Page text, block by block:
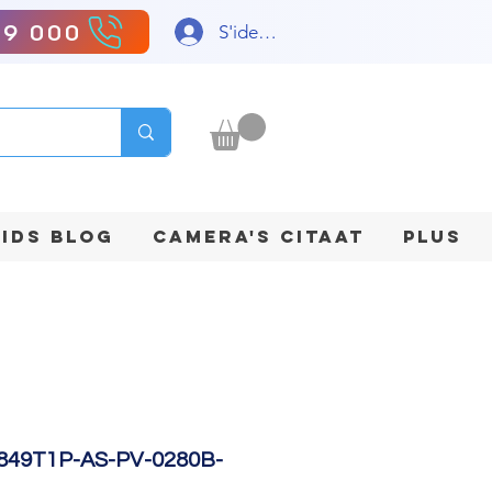
000 S'identifier
BLOG CAMERA'S CITAAT Plus
AS-PV-0280B-